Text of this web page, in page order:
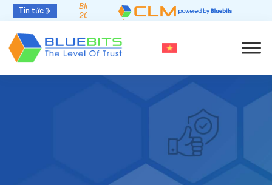
Tin tức
Bluebits được GlobalSign vinh danh “Top Sales
2025” khu vực APAC